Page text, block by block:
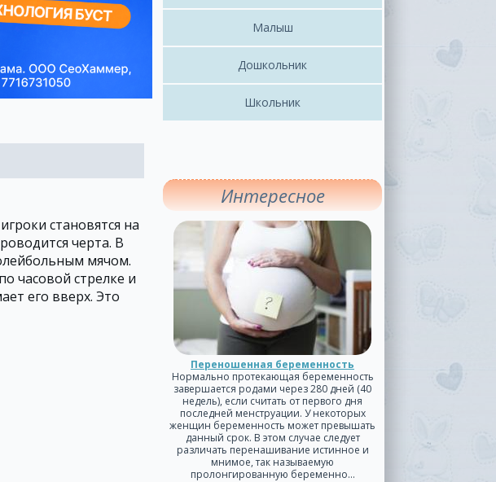
становятся на
черта. В
мячом.
часовой стрелке и
его вверх. Это
Малыш
Дошкольник
Школьник
Интересное
Переношенная беременность
Нормально протекающая беременность
завершается родами через 280 дней (40
недель), если считать от первого дня
последней менструации. У некоторых
женщин беременность может превышать
данный срок. В этом случае следует
различать перенашивание истинное и
мнимое, так называемую
пролонгированную беременно...